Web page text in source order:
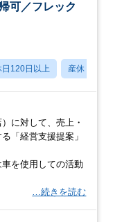
可／フレック
日120日以上 産休・育休
に対して、売上・
「経営支援提案」
車を使用しての活動
…続きを読む